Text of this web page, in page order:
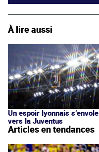
À lire aussi
Un espoir lyonnais s’envole
vers la Juventus
Articles en tendances